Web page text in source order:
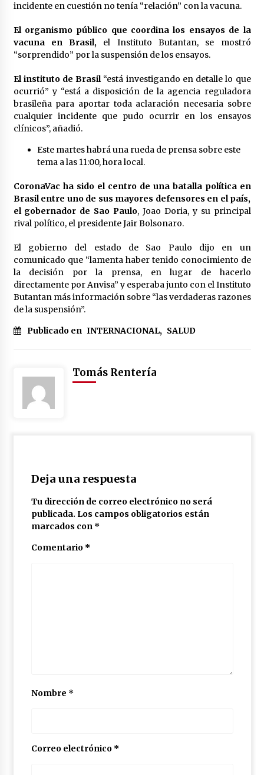
incidente en cuestión no tenía “relación” con la vacuna.
El organismo público que coordina los ensayos de la
vacuna en Brasil, el Instituto Butantan, se mostró
“sorprendido” por la suspensión de los ensayos.
El instituto de Brasil “está investigando en detalle lo que
ocurrió” y “está a disposición de la agencia reguladora
brasileña para aportar toda aclaración necesaria sobre
cualquier incidente que pudo ocurrir en los ensayos
clínicos”, añadió.
Este martes habrá una rueda de prensa sobre este
tema a las 11:00, hora local.
CoronaVac ha sido el centro de una batalla política en
Brasil entre uno de sus mayores defensores en el país,
el gobernador de Sao Paulo, Joao Doria, y su principal
rival político, el presidente Jair Bolsonaro.
El gobierno del estado de Sao Paulo dijo en un
comunicado que “lamenta haber tenido conocimiento de
la decisión por la prensa, en lugar de hacerlo
directamente por Anvisa” y esperaba junto con el Instituto
Butantan más información sobre “las verdaderas razones
de la suspensión”.
Publicado en INTERNACIONAL, SALUD
Tomás Rentería
Deja una respuesta
Tu dirección de correo electrónico no será
publicada. Los campos obligatorios están
marcados con *
Comentario *
Nombre *
Correo electrónico *